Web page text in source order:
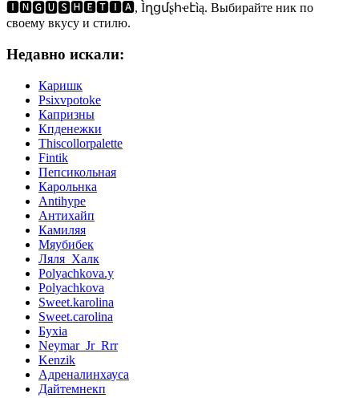
🅸🅽🅶🆄🆂🅷🅴🆃🅸🅰, Ìղցմʂհҽէìą. Выбирайте ник по
своему вкусу и стилю.
Недавно искали:
Каришк
Psixvpotoke
Капризны
Кпденежки
Thiscollorpalette
Fintik
Пепсикольная
Карольнка
Antihype
Антихайп
Камиляя
Мяубибек
Ляля_Халк
Polyachkova.y
Polyachkova
Sweet.karolina
Sweet.carolina
Бухiа
Neymar_Jr_Rrr
Kenzik
Адреналинхауса
Дайтемнекп